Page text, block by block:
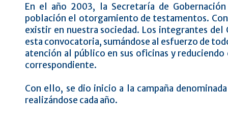
En el año 2003, la Secretaría de
población el otorgamiento de testamentos.
existir en nuestra sociedad. Los integrantes
esta convocatoria, sumándose al esfuerzo de
atención al público en sus oficinas y
correspondiente.
Con ello, se dio inicio a la campaña
realizándose cada año.